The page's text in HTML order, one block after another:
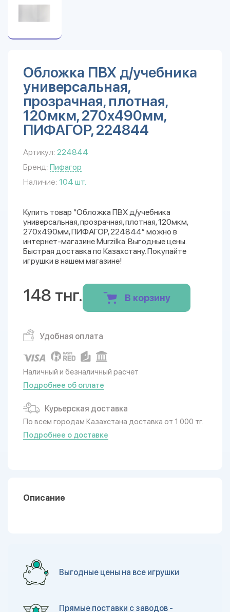
Обложка ПВХ д/учебника
универсальная,
прозрачная, плотная,
120мкм, 270х490мм,
ПИФАГОР, 224844
Артикул: 224844
Бренд: Пифагор
Наличие: 104 шт.
Купить товар “Обложка ПВХ д/учебника
универсальная, прозрачная, плотная, 120мкм,
270х490мм, ПИФАГОР, 224844” можно в
интернет-магазине Murzilka. Выгодные цены.
Быстрая доставка по Казахстану. Покупайте
игрушки в нашем магазине!
148 тнг. В корзину
Удобная оплата
Наличный и безналичный расчет
Подробнее об оплате
Курьерская доставка
По всем городам Казахстана доставка от 1 000 тг.
Подробнее о доставке
Описание
Выгодные цены на все игрушки
Прямые поставки с заводов -